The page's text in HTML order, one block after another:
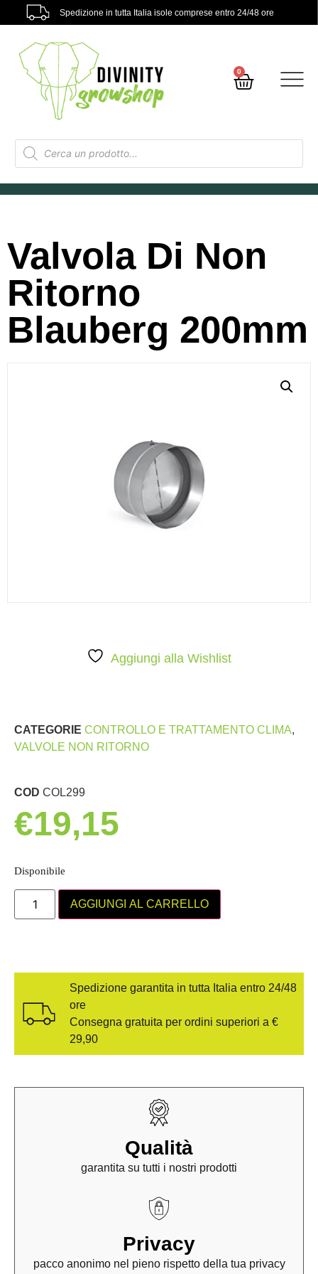
Spedizione in tutta Italia isole comprese entro 24/48 ore
0
Valvola Di Non
Ritorno
Blauberg 200mm
Aggiungi alla Wishlist
CATEGORIE CONTROLLO E TRATTAMENTO CLIMA,
VALVOLE NON RITORNO
COD COL299
€19,15
Disponibile
AGGIUNGI AL CARRELLO
Spedizione garantita in tutta Italia entro 24/48
ore
Consegna gratuita per ordini superiori a €
29,90
Qualità
garantita su tutti i nostri prodotti
Privacy
pacco anonimo nel pieno rispetto della tua privacy